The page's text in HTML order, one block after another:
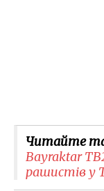
Читайте
Bayraktar
рашистів у